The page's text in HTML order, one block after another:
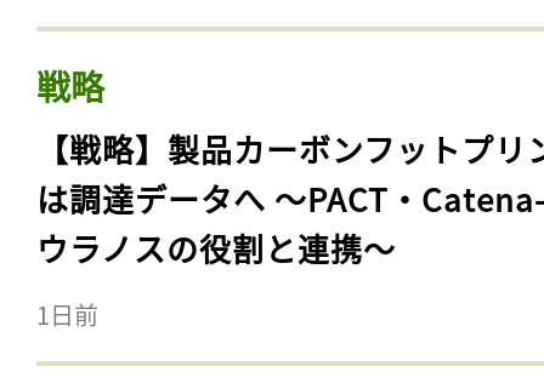
戦略
【戦略】製品カーボンフットプリ
は調達データへ 〜PACT・
ウラノスの役割と連携〜
1日前